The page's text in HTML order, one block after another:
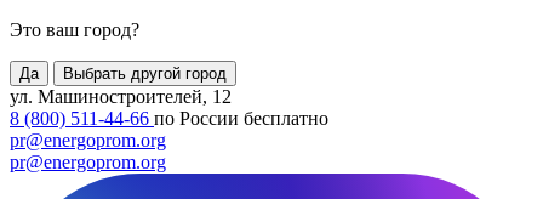
Это ваш город?
Да Выбрать другой город
ул. Машиностроителей, 12
8 (800) 511-44-66 по России бесплатно
pr@energoprom.org
pr@energoprom.org